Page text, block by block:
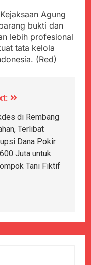
Agung
bukti dan
lebih profesional
tata kelola
(Red)
di Rembang
Terlibat
Dana Pokir
Juta untuk
Tani Fiktif